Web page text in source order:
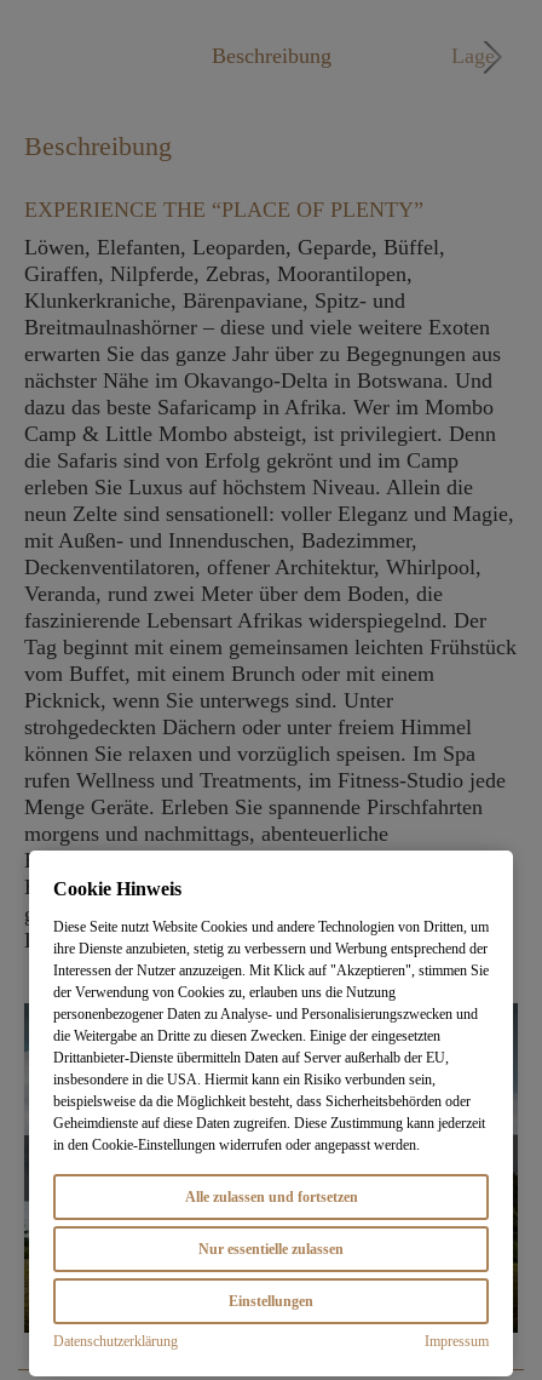
Beschreibung Lage
Beschreibung
EXPERIENCE THE “PLACE OF PLENTY”
Löwen, Elefanten, Leoparden, Geparde, Büffel,
Giraffen, Nilpferde, Zebras, Moorantilopen,
Klunkerkraniche, Bärenpaviane, Spitz- und
Breitmaulnashörner – diese und viele weitere Exoten
erwarten Sie das ganze Jahr über zu Begegnungen aus
nächster Nähe im Okavango-Delta in Botswana. Und
dazu das beste Safaricamp in Afrika. Wer im Mombo
Camp & Little Mombo absteigt, ist privilegiert. Denn
die Safaris sind von Erfolg gekrönt und im Camp
erleben Sie Luxus auf höchstem Niveau. Allein die
neun Zelte sind sensationell: voller Eleganz und Magie,
mit Außen- und Innenduschen, Badezimmer,
Deckenventilatoren, offener Architektur, Whirlpool,
Veranda, rund zwei Meter über dem Boden, die
faszinierende Lebensart Afrikas widerspiegelnd. Der
Tag beginnt mit einem gemeinsamen leichten Frühstück
vom Buffet, mit einem Brunch oder mit einem
Picknick, wenn Sie unterwegs sind. Unter
strohgedeckten Dächern oder unter freiem Himmel
können Sie relaxen und vorzüglich speisen. Im Spa
rufen Wellness und Treatments, im Fitness-Studio jede
Menge Geräte. Erleben Sie spannende Pirschfahrten
morgens und nachmittags, abenteuerliche
Buschwanderungen und gegen Aufpreis auch
Helikoptertouren. Und abends heißt es dann:
gemeinsam den aufregenden Tag bei einem Drink am
Lagerfeuer Revue passieren lassen.
Cookie Hinweis
Diese Seite nutzt Website Cookies und andere Technologien von Dritten, um
ihre Dienste anzubieten, stetig zu verbessern und Werbung entsprechend der
Interessen der Nutzer anzuzeigen. Mit Klick auf "Akzeptieren", stimmen Sie
der Verwendung von Cookies zu, erlauben uns die Nutzung
personenbezogener Daten zu Analyse- und Personalisierungszwecken und
die Weitergabe an Dritte zu diesen Zwecken. Einige der eingesetzten
Drittanbieter-Dienste übermitteln Daten auf Server außerhalb der EU,
insbesondere in die USA. Hiermit kann ein Risiko verbunden sein,
beispielsweise da die Möglichkeit besteht, dass Sicherheitsbehörden oder
Geheimdienste auf diese Daten zugreifen. Diese Zustimmung kann jederzeit
in den Cookie-Einstellungen widerrufen oder angepasst werden.
Alle zulassen und fortsetzen
Nur essentielle zulassen
Einstellungen
Datenschutzerklärung Impressum